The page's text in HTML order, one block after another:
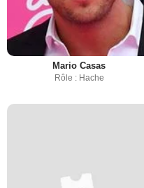
Mario Casas
Rôle : Hache